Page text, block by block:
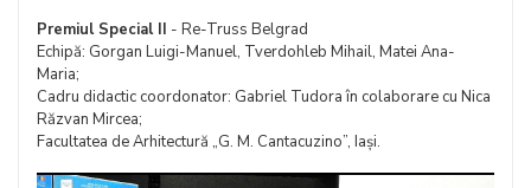
Premiul Special II - Re-Truss Belgrad
Echipă: Gorgan Luigi-Manuel, Tverdohleb Mihail, Matei Ana-
Maria;
Cadru didactic coordonator: Gabriel Tudora în colaborare cu Nica
Răzvan Mircea;
Facultatea de Arhitectură „G. M. Cantacuzino”, Iași.